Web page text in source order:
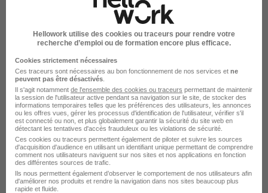
Technicien Ordonnancement H/F
Regie Publique de L'eau de Coeur D'esson
Saint-Michel-sur-Orge - 91 CDI Temps partiel
Cette offre n’est plus disponible depuis le 02/07/26
Hellowork utilise des cookies ou traceurs pour rendre votre
recherche d’emploi ou de formation encore plus efficace.
Cookies strictement nécessaires
Ces traceurs sont nécessaires au bon fonctionnement de nos services et ne
peuvent pas être désactivés
Il s'agit notamment de l'ensemble des cookies ou traceurs permettant de maintenir
la session de l'utilisateur active pendant sa navigation sur le site, de stocker des
informations temporaires telles que les préférences des utilisateurs, les annonces
ou les offres vues, gérer les processus d'identification de l'utilisateur, vérifier s'il
est connecté ou non, et plus globalement garantir la sécurité du site web en
détectant les tentatives d'accès frauduleux ou les violations de sécurité.
Ces cookies ou traceurs permettent également de piloter et suivre les sources
d'acquisition d'audience en utilisant un identifiant unique permettant de comprendre
comment nos utilisateurs naviguent sur nos sites et nos applications en fonction
des différentes sources de trafic.
Ils nous permettent également d’observer le comportement de nos utilisateurs afin
d'améliorer nos produits et rendre la navigation dans nos sites beaucoup plus
rapide et fluide.